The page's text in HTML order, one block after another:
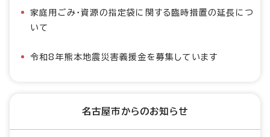
家庭用ごみ・資源の指定袋に関する臨時措置の延長につ
いて
令和8年熊本地震災害義援金を募集しています
名古屋市からのお知らせ